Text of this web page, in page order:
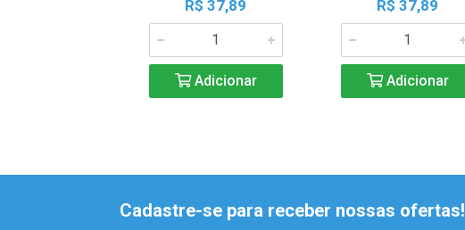
R$ 37,89
Adicionar
R$ 37,89
Adicionar
Cadastre-se para receber nossas ofertas!